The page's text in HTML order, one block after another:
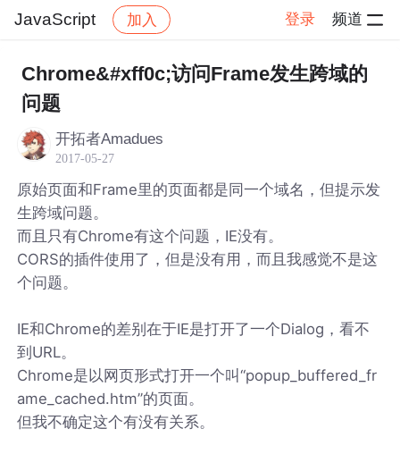
JavaScript 加入 登录 频道
社区 JavaScript 帖子详情
Chrome&#xff0c;访问Frame发生跨域的
问题
开拓者Amadues
2017-05-27
原始页面和Frame里的页面都是同一个域名，但提示发
生跨域问题。
而且只有Chrome有这个问题，IE没有。
CORS的插件使用了，但是没有用，而且我感觉不是这
个问题。
IE和Chrome的差别在于IE是打开了一个Dialog，看不
到URL。
Chrome是以网页形式打开一个叫“popup_buffered_fr
ame_cached.htm”的页面。
但我不确定这个有没有关系。